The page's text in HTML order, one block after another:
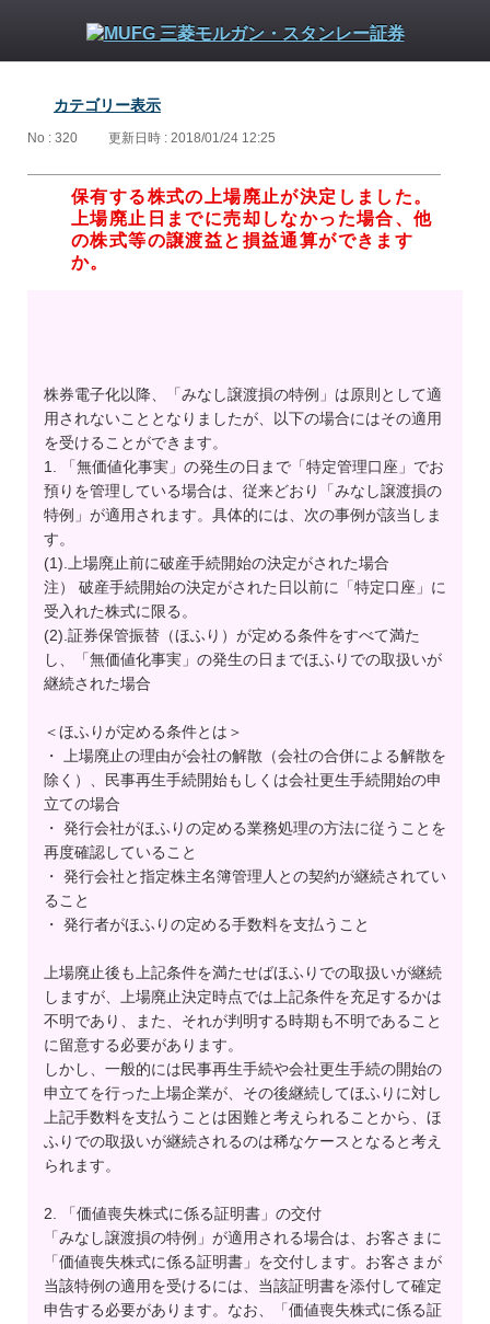
カテゴリー表示
No : 320 更新日時 : 2018/01/24 12:25
保有する株式の上場廃止が決定しました。
上場廃止日までに売却しなかった場合、他
の株式等の譲渡益と損益通算ができます
か。
株券電子化以降、「みなし譲渡損の特例」は原則として適
用されないこととなりましたが、以下の場合にはその適用
を受けることができます。
1. 「無価値化事実」の発生の日まで「特定管理口座」でお
預りを管理している場合は、従来どおり「みなし譲渡損の
特例」が適用されます。具体的には、次の事例が該当しま
す。
(1).上場廃止前に破産手続開始の決定がされた場合
注） 破産手続開始の決定がされた日以前に「特定口座」に
受入れた株式に限る。
(2).証券保管振替（ほふり）が定める条件をすべて満た
し、「無価値化事実」の発生の日までほふりでの取扱いが
継続された場合
＜ほふりが定める条件とは＞
・ 上場廃止の理由が会社の解散（会社の合併による解散を
除く）、民事再生手続開始もしくは会社更生手続開始の申
立ての場合
・ 発行会社がほふりの定める業務処理の方法に従うことを
再度確認していること
・ 発行会社と指定株主名簿管理人との契約が継続されてい
ること
・ 発行者がほふりの定める手数料を支払うこと
上場廃止後も上記条件を満たせばほふりでの取扱いが継続
しますが、上場廃止決定時点では上記条件を充足するかは
不明であり、また、それが判明する時期も不明であること
に留意する必要があります。
しかし、一般的には民事再生手続や会社更生手続の開始の
申立てを行った上場企業が、その後継続してほふりに対し
上記手数料を支払うことは困難と考えられることから、ほ
ふりでの取扱いが継続されるのは稀なケースとなると考え
られます。
2. 「価値喪失株式に係る証明書」の交付
「みなし譲渡損の特例」が適用される場合は、お客さまに
「価値喪失株式に係る証明書」を交付します。お客さまが
当該特例の適用を受けるには、当該証明書を添付して確定
申告する必要があります。なお、「価値喪失株式に係る証